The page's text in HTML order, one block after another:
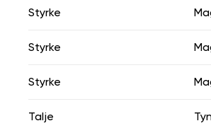
Styrke
Styrke
Styrke
Talje